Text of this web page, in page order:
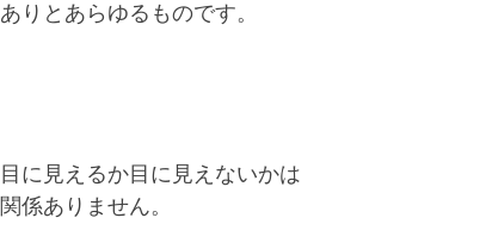
ありとあらゆるものです。
目に見えるか目に見えないかは
関係ありません。